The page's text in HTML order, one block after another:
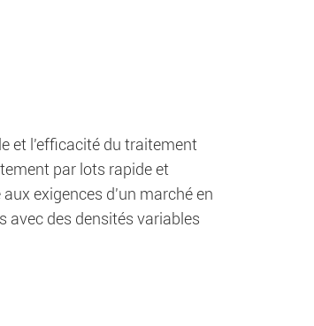
et l'efficacité du traitement
par lots rapide et
exigences d'un marché en
avec des densités variables